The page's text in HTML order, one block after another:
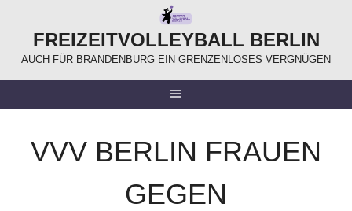
FREIZEITVOLLEYBALL BERLIN
AUCH FÜR BRANDENBURG EIN GRENZENLOSES VERGNÜGEN
VVV BERLIN FRAUEN
GEGEN